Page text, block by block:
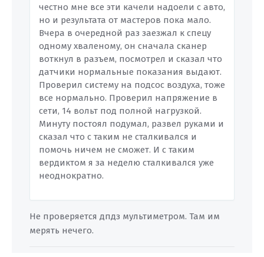
честно мне все эти качели надоели с авто,
но и результата от мастеров пока мало.
Вчера в очередной раз заезжал к спецу
одному хваленому, он сначала сканер
воткнул в разъем, посмотрел и сказал что
датчики нормальные показания выдают.
Проверил систему на подсос воздуха, тоже
все нормально. Проверил напряжение в
сети, 14 вольт под полной нагрузкой.
Минуту постоял подумал, развел руками и
сказал что с таким не сталкивался и
помочь ничем не сможет. И с таким
вердиктом я за неделю сталкивался уже
неоднократно.
Не проверяется дпдз мультиметром. Там им
мерять нечего.